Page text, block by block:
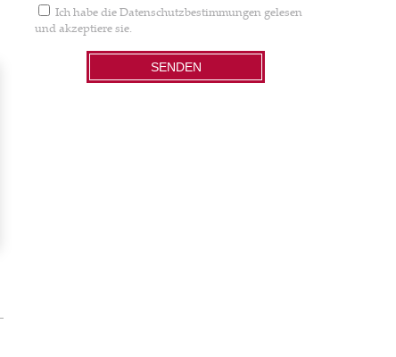
Ich habe die Datenschutzbestimmungengelesen
und akzeptiere sie.
SENDEN